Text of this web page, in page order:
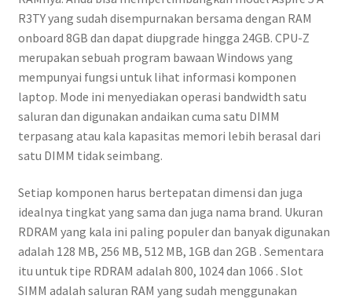
R3TY yang sudah disempurnakan bersama dengan RAM
onboard 8GB dan dapat diupgrade hingga 24GB. CPU-Z
merupakan sebuah program bawaan Windows yang
mempunyai fungsi untuk lihat informasi komponen
laptop. Mode ini menyediakan operasi bandwidth satu
saluran dan digunakan andaikan cuma satu DIMM
terpasang atau kala kapasitas memori lebih berasal dari
satu DIMM tidak seimbang.
Setiap komponen harus bertepatan dimensi dan juga
idealnya tingkat yang sama dan juga nama brand. Ukuran
RDRAM yang kala ini paling populer dan banyak digunakan
adalah 128 MB, 256 MB, 512 MB, 1GB dan 2GB . Sementara
itu untuk tipe RDRAM adalah 800, 1024 dan 1066 . Slot
SIMM adalah saluran RAM yang sudah menggunakan